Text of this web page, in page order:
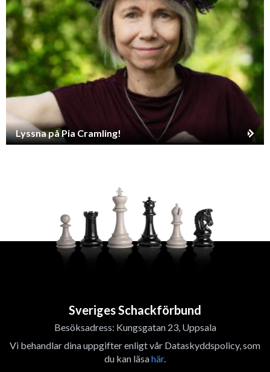
Lyssna på Pia Cramling!
Sveriges Schackförbund
Besöksadress: Kungsgatan 23, Uppsala
Vi behandlar dina uppgifter enligt vår Dataskyddspolicy, som
du kan läsahär.